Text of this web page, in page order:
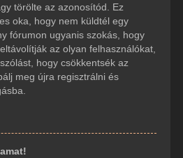
törölte az azonosítód. Ez
oka, hogy nem küldtél egy
fórumon ugyanis szokás, hogy
az olyan felhasználókat,
hogy csökkentsék az
meg újra regisztrálni és